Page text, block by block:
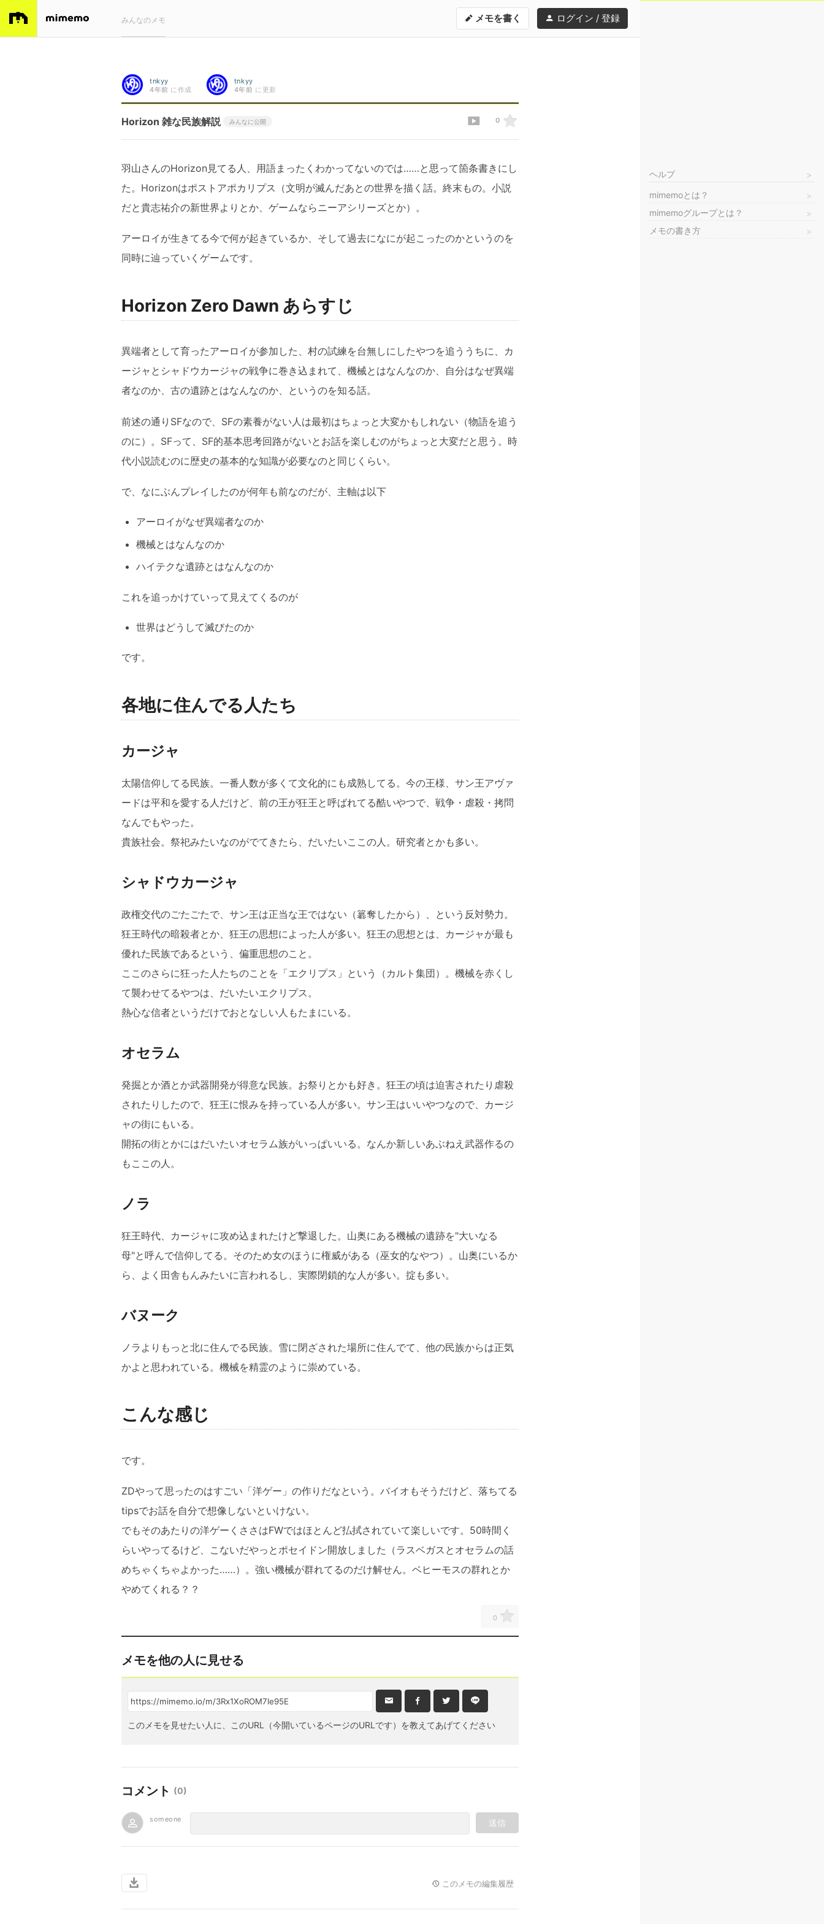
みんなのメモ メモを書く ログイン / 登録
tnkyy
4年前 に作成
tnkyy
4年前 に更新
0
Horizon 雑な民族解説 みんなに公開
羽山さんのHorizon見てる人、用語まったくわかってないのでは……と思って箇条書きにし
た。Horizonはポストアポカリプス（文明が滅んだあとの世界を描く話。終末もの。小説
だと貴志祐介の新世界よりとか、ゲームならニーアシリーズとか）。
アーロイが生きてる今で何が起きているか、そして過去になにが起こったのかというのを
同時に辿っていくゲームです。
Horizon Zero Dawn あらすじ
異端者として育ったアーロイが参加した、村の試練を台無しにしたやつを追ううちに、カ
ージャとシャドウカージャの戦争に巻き込まれて、機械とはなんなのか、自分はなぜ異端
者なのか、古の遺跡とはなんなのか、というのを知る話。
前述の通りSFなので、SFの素養がない人は最初はちょっと大変かもしれない（物語を追う
のに）。SFって、SF的基本思考回路がないとお話を楽しむのがちょっと大変だと思う。時
代小説読むのに歴史の基本的な知識が必要なのと同じくらい。
で、なにぶんプレイしたのが何年も前なのだが、主軸は以下
アーロイがなぜ異端者なのか
機械とはなんなのか
ハイテクな遺跡とはなんなのか
これを追っかけていって見えてくるのが
世界はどうして滅びたのか
です。
各地に住んでる人たち
カージャ
太陽信仰してる民族。一番人数が多くて文化的にも成熟してる。今の王様、サン王アヴァ
ードは平和を愛する人だけど、前の王が狂王と呼ばれてる酷いやつで、戦争・虐殺・拷問
なんでもやった。
貴族社会。祭祀みたいなのがでてきたら、だいたいここの人。研究者とかも多い。
シャドウカージャ
政権交代のごたごたで、サン王は正当な王ではない（簒奪したから）、という反対勢力。
狂王時代の暗殺者とか、狂王の思想によった人が多い。狂王の思想とは、カージャが最も
優れた民族であるという、偏重思想のこと。
ここのさらに狂った人たちのことを「エクリプス」という（カルト集団）。機械を赤くし
て襲わせてるやつは、だいたいエクリプス。
熱心な信者というだけでおとなしい人もたまにいる。
オセラム
発掘とか酒とか武器開発が得意な民族。お祭りとかも好き。狂王の頃は迫害されたり虐殺
されたりしたので、狂王に恨みを持っている人が多い。サン王はいいやつなので、カージ
ャの街にもいる。
開拓の街とかにはだいたいオセラム族がいっぱいいる。なんか新しいあぶねえ武器作るの
もここの人。
ノラ
狂王時代、カージャに攻め込まれたけど撃退した。山奥にある機械の遺跡を"大いなる
母"と呼んで信仰してる。そのため女のほうに権威がある（巫女的なやつ）。山奥にいるか
ら、よく田舎もんみたいに言われるし、実際閉鎖的な人が多い。掟も多い。
バヌーク
ノラよりもっと北に住んでる民族。雪に閉ざされた場所に住んでて、他の民族からは正気
かよと思われている。機械を精霊のように崇めている。
こんな感じ
です。
ZDやって思ったのはすごい「洋ゲー」の作りだなという。バイオもそうだけど、落ちてる
tipsでお話を自分で想像しないといけない。
でもそのあたりの洋ゲーくささはFWではほとんど払拭されていて楽しいです。50時間く
らいやってるけど、こないだやっとポセイドン開放しました（ラスベガスとオセラムの話
めちゃくちゃよかった……）。強い機械が群れてるのだけ解せん。ベヒーモスの群れとか
やめてくれる？？
0
メモを他の人に見せる
このメモを見せたい人に、このURL（今開いているページのURLです）を教えてあげてください
コメント (0)
someone 送信
このメモの編集履歴
ヘルプ
mimemoとは？
mimemoグループとは？
メモの書き方